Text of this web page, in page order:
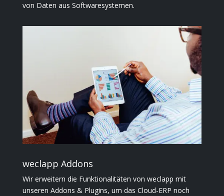
von Daten aus Softwaresystemen.
weclapp Addons
Wir erweitern die Funktionalitäten von weclapp mit
unseren Addons & Plugins, um das Cloud-ERP noch